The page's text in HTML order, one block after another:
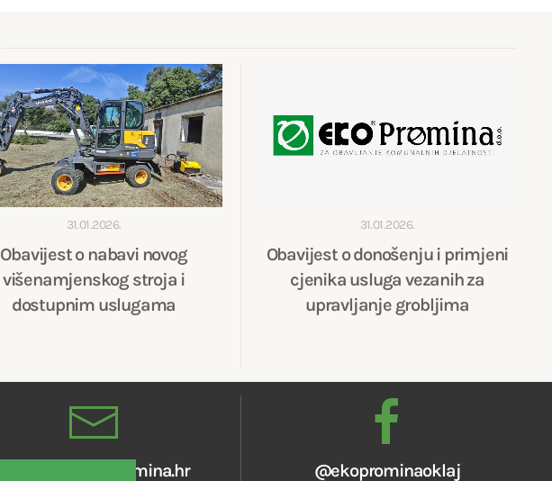
31.01.2026.
Obavijest o nabavi novog
višenamjenskog stroja i
dostupnim uslugama
31.01.2026.
Obavijest o donošenju i primjeni
cjenika usluga vezanih za
upravljanje grobljima
kontakt@eko-promina.hr @ekoprominaoklaj